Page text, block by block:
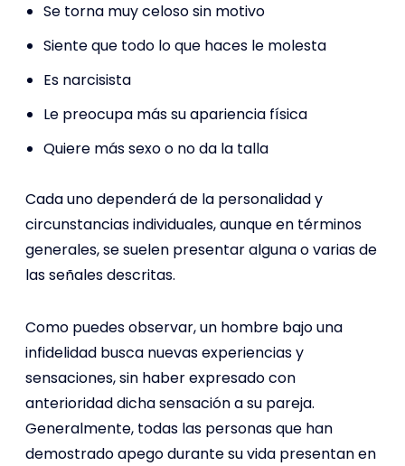
Se torna muy celoso sin motivo
Siente que todo lo que haces le molesta
Es narcisista
Le preocupa más su apariencia física
Quiere más sexo o no da la talla
Cada uno dependerá de la personalidad y
circunstancias individuales, aunque en términos
generales, se suelen presentar alguna o varias de
las señales descritas.
Como puedes observar, un hombre bajo una
infidelidad busca nuevas experiencias y
sensaciones, sin haber expresado con
anterioridad dicha sensación a su pareja.
Generalmente, todas las personas que han
demostrado apego durante su vida presentan en